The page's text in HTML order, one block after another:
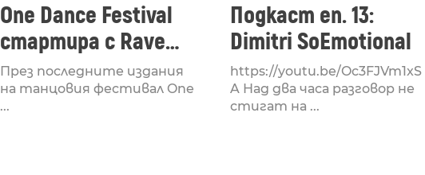
One Dance Festival
стартира с Rave
Lucid, посветен на
рейв културата
През последните издания
на танцовия фестивал One
...
Подкаст еп. 13:
Dimitri SoEmotional
https://youtu.be/Oc3FJVm1xS
A Над два часа разговор не
стигат на ...